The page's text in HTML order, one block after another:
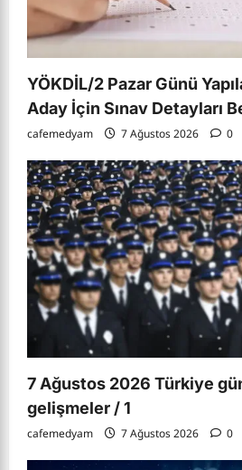
YÖKDİL/2 Pazar Günü
Aday İçin Sınav Detayları
cafemedyam 7 Ağustos 2026 0
7 Ağustos 2026 Türkiye
gelişmeler / 1
cafemedyam 7 Ağustos 2026 0